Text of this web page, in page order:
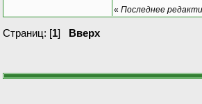
« Последнее
Страниц: [1] Вверх